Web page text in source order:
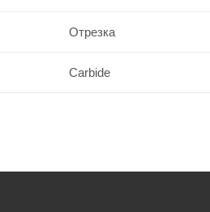
Отрезка
Carbide